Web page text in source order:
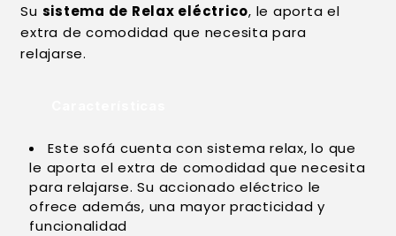
Su sistema de Relax eléctrico, le aporta el
extra de comodidad que necesita para
relajarse.
Este sofá cuenta con sistema relax, lo que
le aporta el extra de comodidad que necesita
para relajarse. Su accionado eléctrico le
ofrece además, una mayor practicidad y
funcionalidad